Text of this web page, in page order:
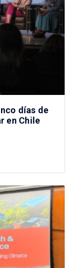
días de
en Chile